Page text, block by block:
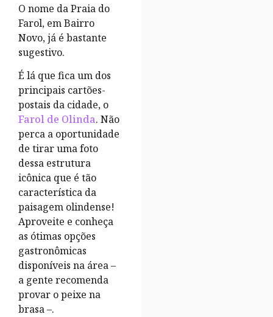
O nome da Praia do
Farol, em Bairro
Novo, já é bastante
sugestivo.
É lá que fica um dos
principais cartões-
postais da cidade, o
Farol de Olinda. Não
perca a oportunidade
de tirar uma foto
dessa estrutura
icônica que é tão
característica da
paisagem olindense!
Aproveite e conheça
as ótimas opções
gastronômicas
disponíveis na área –
a gente recomenda
provar o peixe na
brasa –.